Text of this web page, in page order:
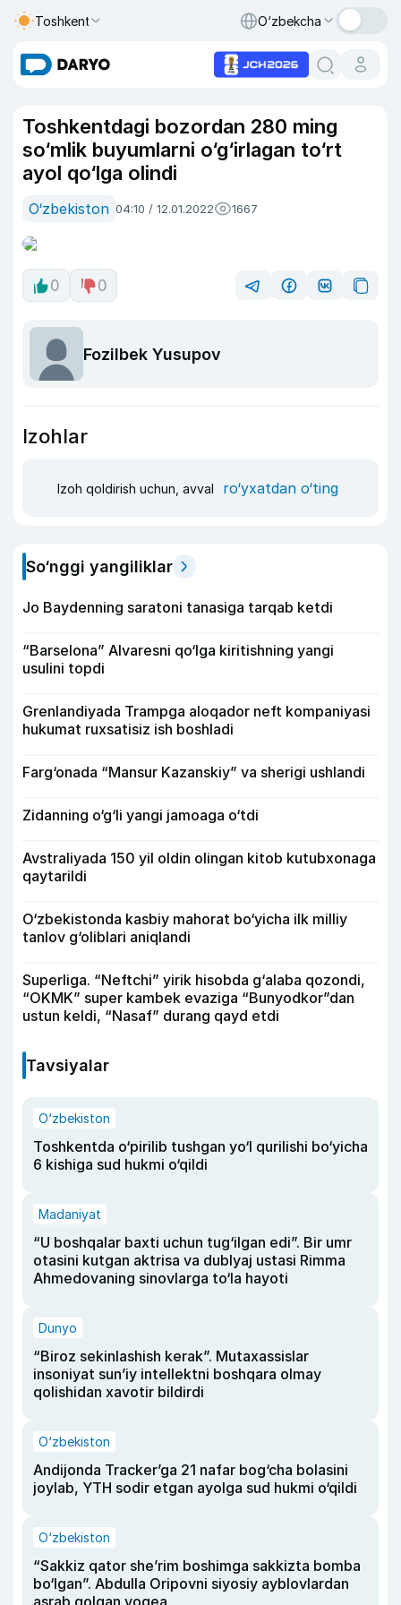
Toshkent O‘zbekcha
Toshkentdagi bozordan 280 ming
so‘mlik buyumlarni o‘g‘irlagan to‘rt
ayol qo‘lga olindi
O‘zbekiston 04:10 / 12.01.2022 1667
0 0
Fozilbek Yusupov
Izohlar
Izoh qoldirish uchun, avval ro‘yxatdan o‘ting
So‘nggi yangiliklar
Jo Baydenning saratoni tanasiga tarqab ketdi
“Barselona” Alvaresni qo‘lga kiritishning yangi
usulini topdi
Grenlandiyada Trampga aloqador neft kompaniyasi
hukumat ruxsatisiz ish boshladi
Farg‘onada “Mansur Kazanskiy” va sherigi ushlandi
Zidanning o‘g‘li yangi jamoaga o‘tdi
Avstraliyada 150 yil oldin olingan kitob kutubxonaga
qaytarildi
O‘zbekistonda kasbiy mahorat bo‘yicha ilk milliy
tanlov g‘oliblari aniqlandi
Superliga. “Neftchi” yirik hisobda g‘alaba qozondi,
“OKMK” super kambek evaziga “Bunyodkor”dan
ustun keldi, “Nasaf” durang qayd etdi
Tavsiyalar
O‘zbekiston
Toshkentda o‘pirilib tushgan yo‘l qurilishi bo‘yicha
6 kishiga sud hukmi o‘qildi
Madaniyat
“U boshqalar baxti uchun tug‘ilgan edi”. Bir umr
otasini kutgan aktrisa va dublyaj ustasi Rimma
Ahmedovaning sinovlarga to‘la hayoti
Dunyo
“Biroz sekinlashish kerak”. Mutaxassislar
insoniyat sun’iy intellektni boshqara olmay
qolishidan xavotir bildirdi
O‘zbekiston
Andijonda Tracker’ga 21 nafar bog‘cha bolasini
joylab, YTH sodir etgan ayolga sud hukmi o‘qildi
O‘zbekiston
“Sakkiz qator she’rim boshimga sakkizta bomba
bo‘lgan”. Abdulla Oripovni siyosiy ayblovlardan
asrab qolgan voqea